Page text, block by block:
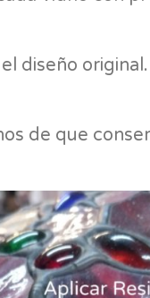
diseño original.
de que